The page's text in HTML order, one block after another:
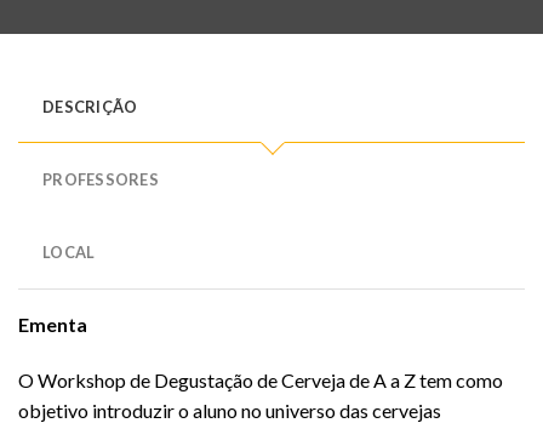
DESCRIÇÃO
PROFESSORES
LOCAL
Ementa
O Workshop de Degustação de Cerveja de A a Z tem como
objetivo introduzir o aluno no universo das cervejas